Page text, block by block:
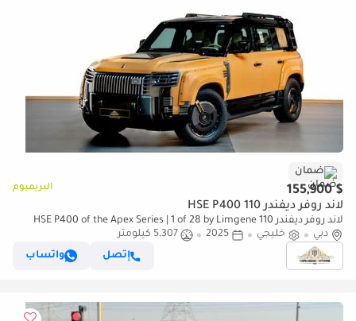
ضمان
$ 155,900 البريميوم
لاند روفر ديفندر 110 HSE P400
لاند روفر ديفندر 110 HSE P400 of the Apex Series | 1 of 28 by Limgene
دبي
خليجي 2025
5,307 كيلومتر
إتصل
واتساب